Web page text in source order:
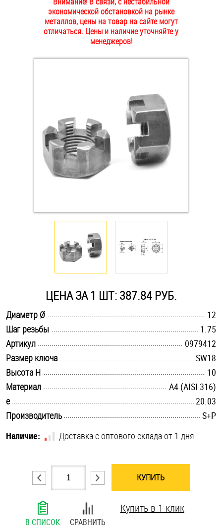
НАШИ МАГАЗИНЫ
Заклепки (Гайки-Заклепки)
Инструмент
Крюки, кольца с метрической резьбой
Оснастка и аксессуары для яхт
Стопорные кольца
Такелаж
Хомуты
Шпильки
Шплинты
Штифты и пальцы
экономической обстановкой на рынке
металлов, цены на товар на сайте могут
отличаться. Цены и наличие уточняйте у
менеджеров!
ЦЕНА ЗА 1 ШТ: 387.84 РУБ.
Диаметр Ø
12
Шаг резьбы
1.75
Артикул
0979412
Размер ключа
SW18
Высота H
10
Материал
A4 (AISI 316)
e
20.03
Производитель
S+P
Наличие:
Доставка с оптового склада от 1 дня
КУПИТЬ
В СПИСОК СРАВНИТЬ
Купить в 1 клик